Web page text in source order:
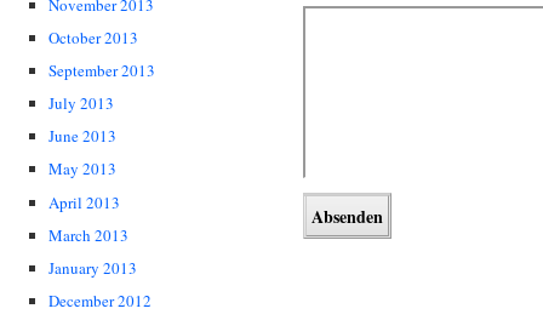
November 2013
October 2013
September 2013
July 2013
June 2013
May 2013
April 2013
March 2013
January 2013
December 2012